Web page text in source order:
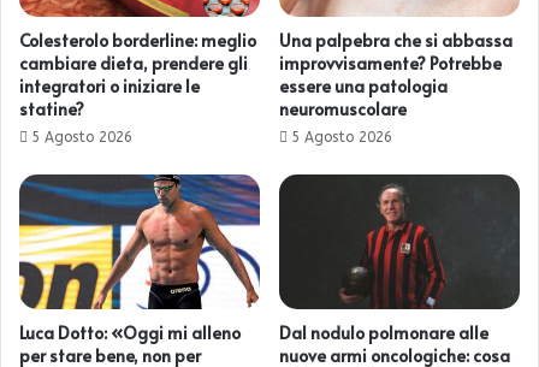
Colesterolo borderline: meglio
cambiare dieta, prendere gli
integratori o iniziare le
statine?
5 Agosto 2026
Una palpebra che si abbassa
improvvisamente? Potrebbe
essere una patologia
neuromuscolare
5 Agosto 2026
Luca Dotto: «Oggi mi alleno
per stare bene, non per
Dal nodulo polmonare alle
nuove armi oncologiche: cosa